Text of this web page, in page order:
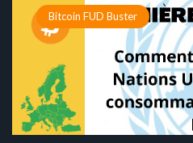
Bitcoin FUD Buster